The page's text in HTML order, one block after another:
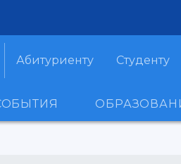
Абитуриенту Студенту